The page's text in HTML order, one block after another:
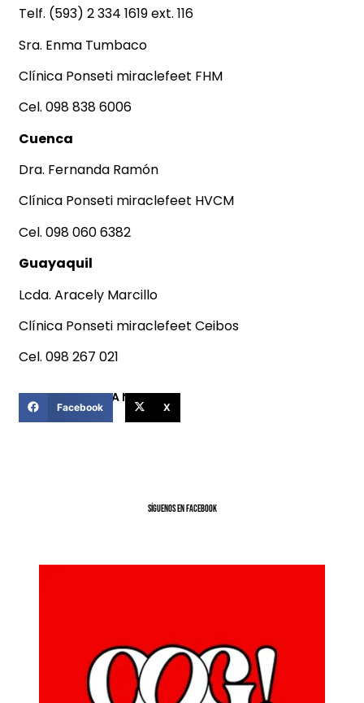
Telf. (593) 2 334 1619 ext. 116
Sra. Enma Tumbaco
Clínica Ponseti miraclefeet FHM
Cel. 098 838 6006
Cuenca
Dra. Fernanda Ramón
Clínica Ponseti miraclefeet HVCM
Cel. 098 060 6382
Guayaquil
Lcda. Aracely Marcillo
Clínica Ponseti miraclefeet Ceibos
Cel. 098 267 021
COMPARTIR ESTA NOTICIA
Facebook X
SíGUENOS EN FACEBOOK